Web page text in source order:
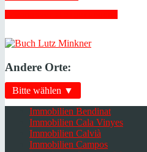
Andere Orte:
Bitte wählen ▼
Immobilien Bendinat
Immobilien Cala Vinyes
Immobilien Calvià
Immobilien Campos